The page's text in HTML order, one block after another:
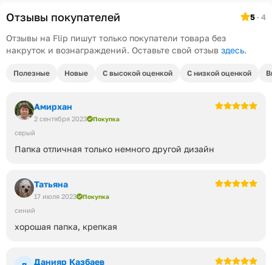
Отзывы покупателей 5 · 4
Отзывы на Flip пишут только покупатели товара без
накруток и вознаграждений. Оставьте свой отзыв здесь.
Полезные Новые С высокой оценкой С низкой оценкой
Амирхан
2 сентября 2023 Покупка
серый
Папка отличная только немного другой дизайн
Татьяна
17 июля 2023 Покупка
синий
хорошая папка, крепкая
Данияр Казбаев